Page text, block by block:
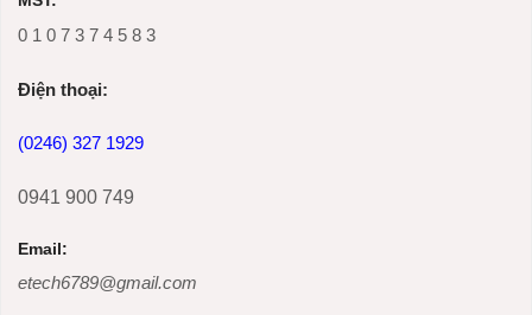
0 1 0 7 3 7 4 5 8 3
Ðiện thoại:
(0246) 327 1929
0941 900 749
Email:
etech6789@gmail.com